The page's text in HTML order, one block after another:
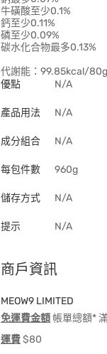
牛磺酸至少0.1%
鈣至少0.11%
磷至少0.09%
碳水化合物最多0.13%
代謝能：99.85kcal/80g
優點
N/A
產品用法 N/A
成分組合 N/A
每包件數 960g
儲存方式 N/A
提示 N/A
商戶資訊
MEOW9 LIMITED
免運費金額 帳單總額*
運費$80